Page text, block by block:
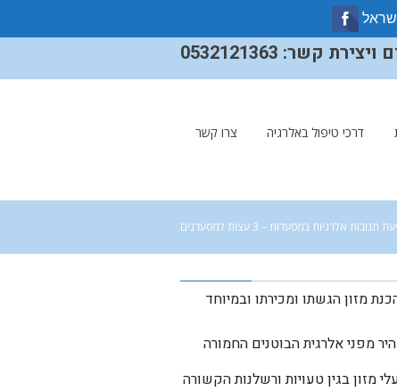
קשר: 0532121363
דרכי טיפול באלרגיה צרו קשר
תגובות אלרגיות במסעדות – 3 עצות למסעדנים
מזון הגשתו ומכירתו ובמיוחד
מפני אלרגית הבוטנים החמורה
בגין טעויות ורשלנות הקשורה